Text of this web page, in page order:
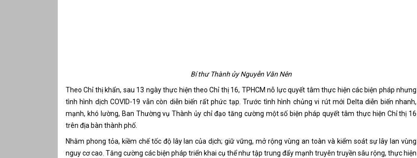
Bí thư Thành ủy Nguyễn Văn Nên
Theo Chỉ thị khẩn, sau 13 ngày thực hiện theo Chỉ thị 16, TPHCM nỗ lực quyết tâm thực hiện các biện pháp nhưng
tình hình dịch COVID-19 vẫn còn diễn biến rất phức tạp. Trước tình hình chủng vi rút mới Delta diễn biến nhanh,
mạnh, khó lường, Ban Thường vụ Thành ủy chỉ đạo tăng cường một số biện pháp quyết tâm thực hiện Chỉ thị 16
trên địa bàn thành phố.
Nhằm phong tỏa, kiềm chế tốc độ lây lan của dịch; giữ vững, mở rộng vùng an toàn và kiểm soát sự lây lan vùng
nguy cơ cao. Tăng cường các biện pháp triển khai cụ thể như tập trung đẩy mạnh truyên truyền sâu rộng, thực hiện